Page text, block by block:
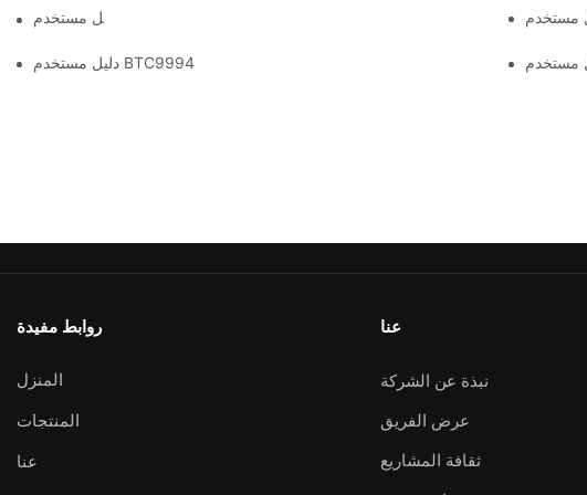
دليل مستخدم BTC9994
روابط مفيدة
المنزل
المنتجات
عنا
عنا
نبذة عن الشركة
عرض الفريق
ثقافة المشاريع